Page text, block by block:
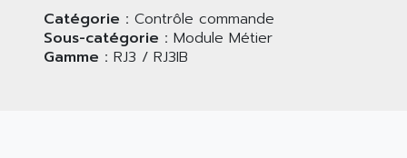
Catégorie : Contrôle commande
Sous-catégorie : Module Métier
Gamme : RJ3 / RJ3IB